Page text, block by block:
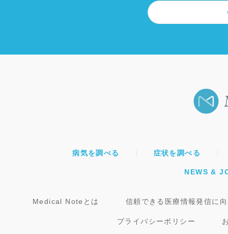
病気を調べる 症状を調べる
NEWS &
Medical Noteとは 信頼できる医療情報発信に
プライバシーポリシー